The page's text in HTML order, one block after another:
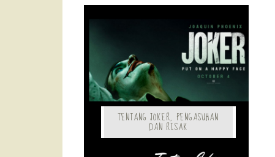
TENTANG JOKER, PENGASUHAN
DAN RISAK